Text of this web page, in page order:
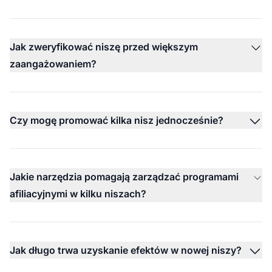
Jak zweryfikować niszę przed większym
zaangażowaniem?
Czy mogę promować kilka nisz jednocześnie?
Jakie narzędzia pomagają zarządzać programami
afiliacyjnymi w kilku niszach?
Jak długo trwa uzyskanie efektów w nowej niszy?